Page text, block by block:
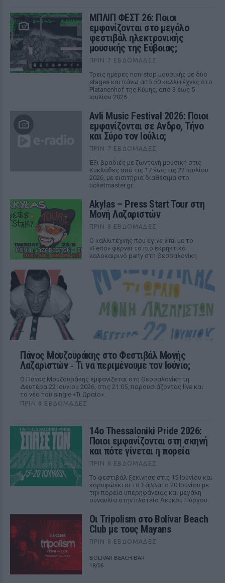
ΜΠΛΙΠ ΦΕΣΤ 26: Ποιοι
εμφανίζονται στο μεγάλο
φεστιβάλ ηλεκτρονικής
μουσικής της Εύβοιας;
ΠΡΙΝ 7 ΕΒΔΟΜΆΔΕΣ
Τρεις ημέρες non-stop μουσικής με δύο
stages και πάνω από 50 καλλιτέχνες στο
Platanenhof της Κύμης, από 3 έως 5
Ιουλίου 2026.
Avli Music Festival 2026: Ποιοι
εμφανίζονται σε Ανδρο, Τήνο
και Σύρο τον Ιούλιο;
ΠΡΙΝ 7 ΕΒΔΟΜΆΔΕΣ
Έξι βραδιές με ζωντανή μουσική στις
Κυκλάδες από τις 17 έως τις 22 Ιουλίου
2026, με εισιτήρια διαθέσιμα στο
ticketmaster.gr.
Akylas – Press Start Tour στη
Μονή Λαζαριστών
ΠΡΙΝ 8 ΕΒΔΟΜΆΔΕΣ
Ο καλλιτέχνης που έγινε viral με το
«Ferto» φέρνει το πιο εκρηκτικό
καλοκαιρινό party στη Θεσσαλονίκη
Πάνος Μουζουράκης στο Φεστιβάλ Μονής
Λαζαριστών ‑ Τι να περιμένουμε τον Ιούνιο;
Ο Πάνος Μουζουράκης εμφανίζεται στη Θεσσαλονίκη τη
Δευτέρα 22 Ιουνίου 2026, στις 21:05, παρουσιάζοντας live και
το νέο του single «Τι Ωραίο».
ΠΡΙΝ 8 ΕΒΔΟΜΆΔΕΣ
14ο Thessaloniki Pride 2026:
Ποιοι εμφανίζονται στη σκηνή
και πότε γίνεται η πορεία
ΠΡΙΝ 8 ΕΒΔΟΜΆΔΕΣ
Το φεστιβάλ ξεκίνησε στις 15 Ιουνίου και
κορυφώνεται το Σάββατο 20 Ιουνίου με
την πορεία υπερηφάνειας και μεγάλη
συναυλία στην πλατεία Λευκού Πύργου.
Οι Tripolism στο Bolivar Beach
Club με τους Mayans
ΠΡΙΝ 8 ΕΒΔΟΜΆΔΕΣ
BOLIVAR BEACH BAR
18/06